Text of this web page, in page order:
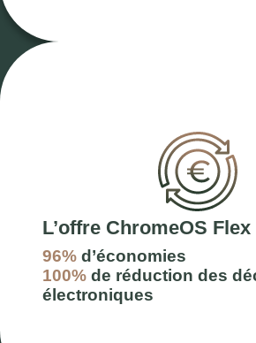
L’offre ChromeOS
96% d’économies
100% de réduction des
électroniques